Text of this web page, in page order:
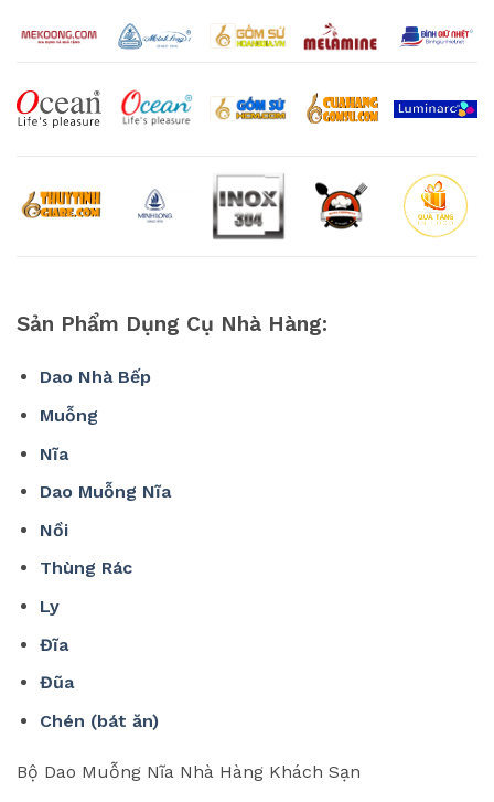
Sản Phẩm Dụng Cụ Nhà Hàng:
Dao Nhà Bếp
Muỗng
Nĩa
Dao Muỗng Nĩa
Nồi
Thùng Rác
Ly
Đĩa
Đũa
Chén (bát ăn)
Bộ Dao Muỗng Nĩa Nhà Hàng Khách Sạn